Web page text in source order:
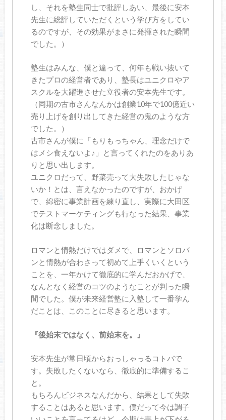
し、それを塾生同士で批評しあい、最後に安本
先生に総評していただくという学び方をしてい
るのですが、その効果がまさに発揮された瞬間
でした。）
塾生はみんな、僕と違って、何年も戦い抜いて
きたプロの経営者であり、塾長はユニクロやア
スクルを大躍進させた立役者の安本先生です。
（同期の古市さんなんかは創業10年で100億近い
売り上げを創り出してきた経営の鬼のような方
でした。）
古市さんが僕に「もりもっちゃん、理念だけで
はメシ食えないよ♪」と言ってくれたのをありあ
りと思い出します。
ユニクロだって、野菜売って大失敗したじゃな
いか！とは、言えなかったのですが、おかげ
で、綿密に事業計画を練り直し、実際に大田区
でテストマーケティングも行なった結果、事業
化は断念しました。
ロマンと情熱だけではダメで、ロマンとソロバ
ンと情熱が合わさって初めて上手くいくという
ことを、一年かけて徹底的に学んだおかげで、
なんとなく経営のコツのようなことが判った瞬
間でした。僕が未来経営塾に入塾して一番学ん
だことは、このことに尽きると思います。
『後始末ではなく、前始末を。』
安本先生が常日頃からおっしゃっるコトバで
す。失敗したくないなら、徹底的に準備するこ
と。
もちろんビジネスなんだから、結果として失敗
することはあると思います。僕だって今は調子